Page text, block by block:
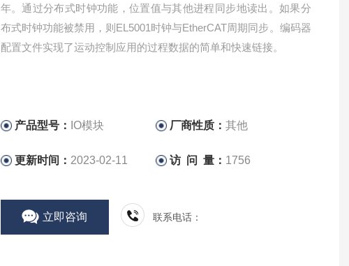
年。通过分布式时钟功能，位置值与其他进程同步地读出。如果分
布式时钟功能被禁用，则EL5001时钟与EtherCAT周期同步。编码器
配置文件实现了运动控制应用的过程数据的简单和快速链接。
产品型号： IO模块 厂商性质：其他
更新时间： 2023-02-11 访 问 量： 1756
立即咨询 联系电话：